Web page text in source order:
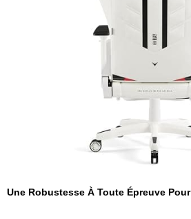
Une Robustesse À Toute Épreuve